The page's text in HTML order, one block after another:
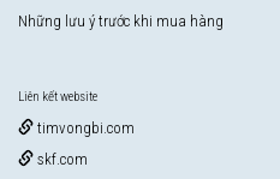
Những lưu ý trước khi mua hàng
Liên kết website
timvongbi.com
skf.com